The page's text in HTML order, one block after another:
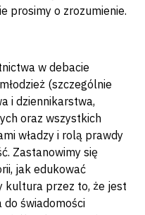
prosimy o zrozumienie.
w debacie
(szczególnie
i dziennikarstwa,
oraz wszystkich
władzy i rolą prawdy
Zastanowimy się
jak edukować
kultura przez to, że jest
do świadomości